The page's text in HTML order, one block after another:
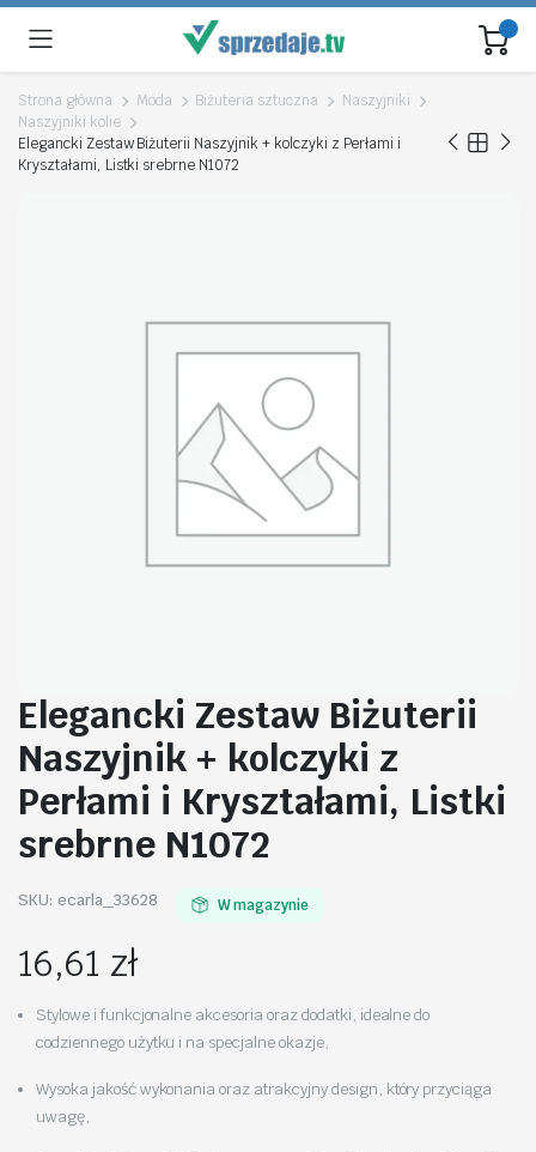
Strona główna Moda Biżuteria sztuczna
Naszyjniki
Naszyjniki kolie
Elegancki Zestaw Biżuterii Naszyjnik + kolczyki z Perłami i
Kryształami, Listki srebrne N1072
Elegancki Zestaw Biżuterii
Naszyjnik + kolczyki z
Perłami i Kryształami, Listki
srebrne N1072
SKU: ecarla_33628 W magazynie
16,61 zł
Stylowe i funkcjonalne akcesoria oraz dodatki, idealne do
codziennego użytku i na specjalne okazje,
Wysoka jakość wykonania oraz atrakcyjny design, który przyciąga
uwagę,